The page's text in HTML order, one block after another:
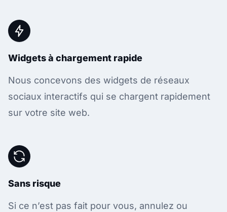
Widgets à chargement rapide
Nous concevons des widgets de réseaux
sociaux interactifs qui se chargent rapidement
sur votre site web.
Sans risque
Si ce n’est pas fait pour vous, annulez ou